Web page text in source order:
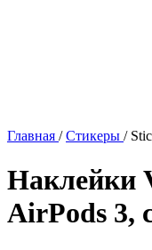
Главная / Стикеры /
Наклейки
AirPods 3,